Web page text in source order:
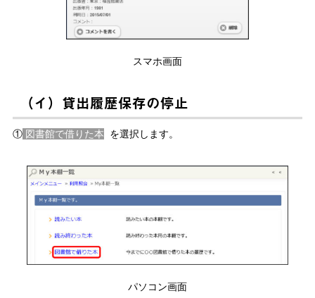
スマホ画面
（イ）貸出履歴保存の停止
①図書館で借りた本 を選択します。
パソコン画面